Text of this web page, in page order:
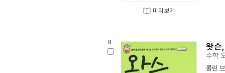
미리보기
8. 왓슨
수학
콜린